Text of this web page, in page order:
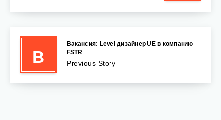
В
Вакансия: Level дизайнер UE в компанию
FSTR
Previous Story